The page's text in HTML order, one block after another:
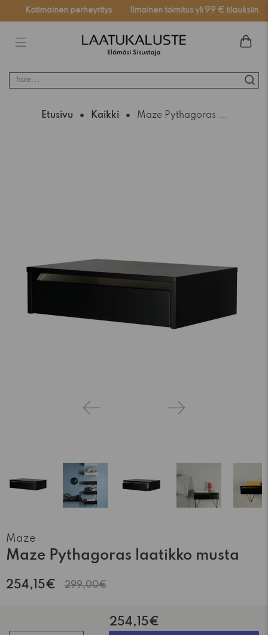
Kotimainen perheyritys Ilmainen toimitus yli 99 € tilauksiin
hae...
Etusivu Kaikki Maze Pythagoras ...
Maze
Maze Pythagoras laatikko musta
254,15€ 299,00€
254,15€